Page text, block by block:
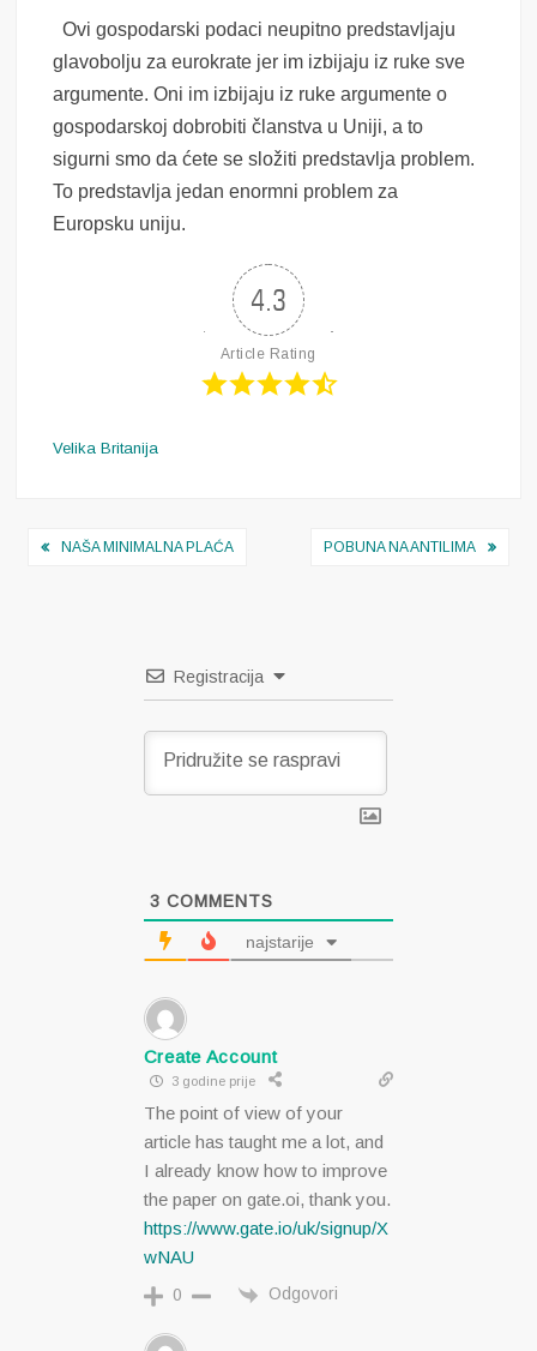
Ovi gospodarski podaci neupitno predstavljaju
glavobolju za eurokrate jer im izbijaju iz ruke sve
argumente. Oni im izbijaju iz ruke argumente o
gospodarskoj dobrobiti članstva u Uniji, a to
sigurni smo da ćete se složiti predstavlja problem.
To predstavlja jedan enormni problem za
Europsku uniju.
4.3
Article Rating
Velika Britanija
Navigacija
NAŠA MINIMALNA PLAĆA POBUNA NA ANTILIMA
Registracija
3 COMMENTS
najstarije
Create Account
3 godine prije
The point of view of your
article has taught me a lot, and
I already know how to improve
the paper on gate.oi, thank you.
https://www.gate.io/uk/signup/X
wNAU
0 Odgovori